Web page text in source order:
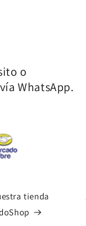
o
WhatsApp.
tienda